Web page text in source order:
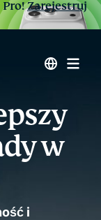
Pro!Zarejestruj
w
i